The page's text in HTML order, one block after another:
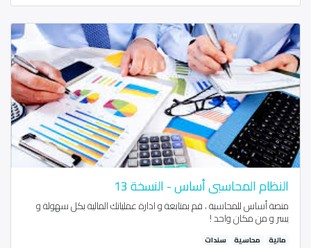
النظام المحاسبي أساس - النسخة 13
منصة أساس للمحاسبة ، قم بمتابعة و ادارة عملياتك المالية بكل سهولة و
يسر و من مكان واحد !
مالية محاسية سندات